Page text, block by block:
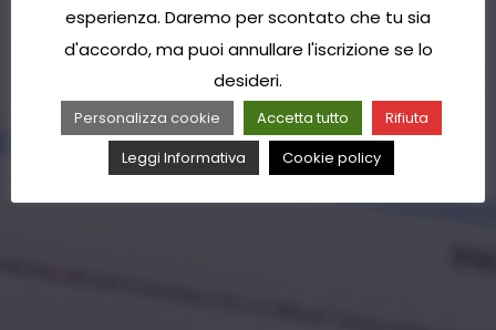
esperienza. Daremo per scontato che tu sia
d'accordo, ma puoi annullare l'iscrizione se lo
desideri.
Personalizza cookie Accetta tutto
Rifiuta
Leggi Informativa
Cookie policy